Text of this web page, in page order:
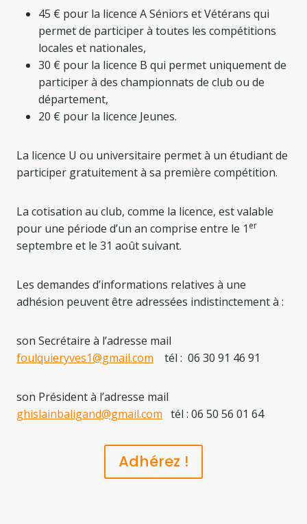
45 € pour la licence A Séniors et Vétérans qui
permet de participer à toutes les compétitions
locales et nationales,
30 € pour la licence B qui permet uniquement de
participer à des championnats de club ou de
département,
20 € pour la licence Jeunes.
La licence U ou universitaire permet à un étudiant de
participer gratuitement à sa première compétition.
La cotisation au club, comme la licence, est valable
pour une période d’un an comprise entre le 1 er
septembre et le 31 août suivant.
Les demandes d’informations relatives à une
adhésion peuvent être adressées indistinctement à :
son Secrétaire à l’adresse mail
foulquieryves1@gmail.com tél : 06 30 91 46 91
son Président à l’adresse mail
ghislainbaligand@gmail.com tél : 06 50 56 01 64
Adhérez !